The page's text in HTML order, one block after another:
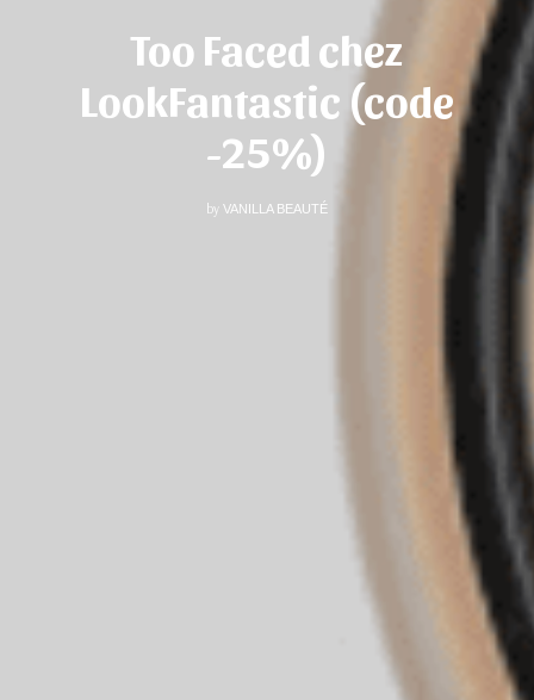
Too Faced chez
LookFantastic (code
-25%)
by VANILLA BEAUTÉ